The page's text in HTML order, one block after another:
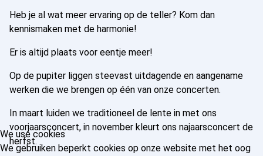
Heb je al wat meer ervaring op de teller? Kom dan
kennismaken met de harmonie!
Er is altijd plaats voor eentje meer!
Op de pupiter liggen steevast uitdagende en aangename
werken die we brengen op één van onze concerten.
In maart luiden we traditioneel de lente in met ons
voorjaarsconcert, in november kleurt ons najaarsconcert de
herfst.
We use cookies
We gebruiken beperkt cookies op onze website met het oog